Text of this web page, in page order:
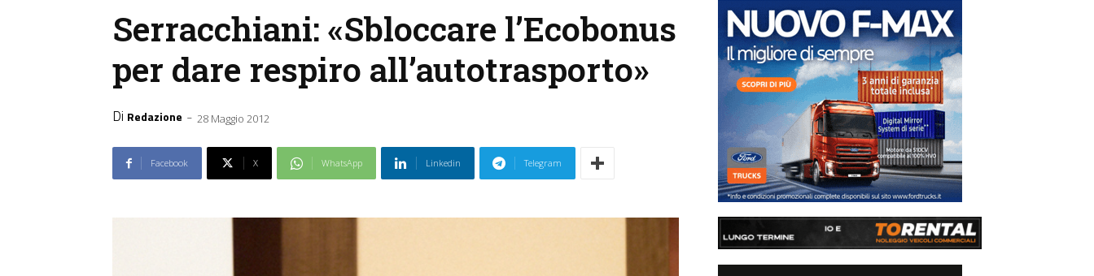
Serracchiani: «Sbloccare l’Ecobonus
per dare respiro all’autotrasporto»
Di Redazione - 28 Maggio 2012
Facebook X WhatsApp Linkedin Telegram